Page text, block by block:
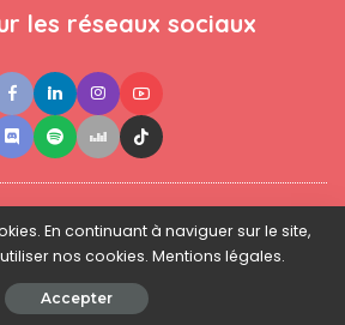
les réseaux sociaux
● L'équipe ● Mentions légales
- Tous droits réservés.
En continuant à naviguer sur le site,
nos cookies. Mentions légales.
Accepter